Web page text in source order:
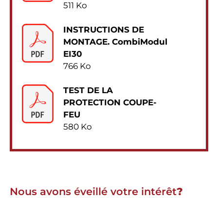
511 Ko
INSTRUCTIONS DE
MONTAGE. CombiModul
EI30
766 Ko
TEST DE LA
PROTECTION COUPE-
FEU
580 Ko
Nous avons éveillé votre intérêt?